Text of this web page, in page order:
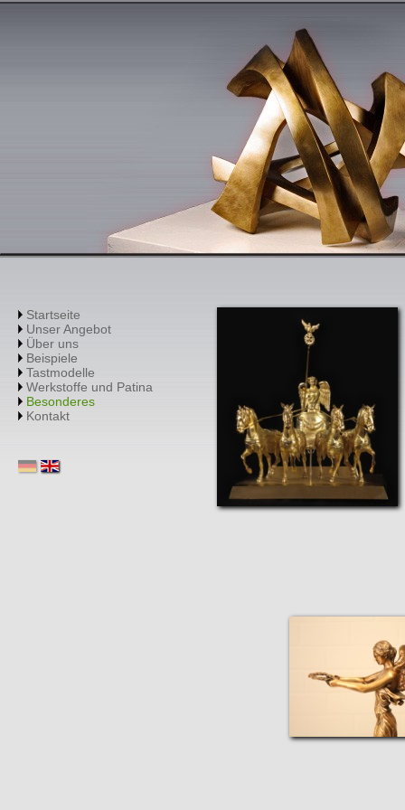
Startseite
Unser Angebot
Über uns
Beispiele
Tastmodelle
Werkstoffe und Patina
Besonderes
Kontakt